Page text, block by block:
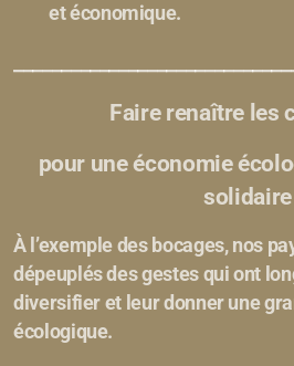
et économique.
Faire renaître les
pour une économie
solidaire
À l’exemple des bocages, nos
dépeuplés des gestes qui ont
diversifier et leur donner une
écologique.